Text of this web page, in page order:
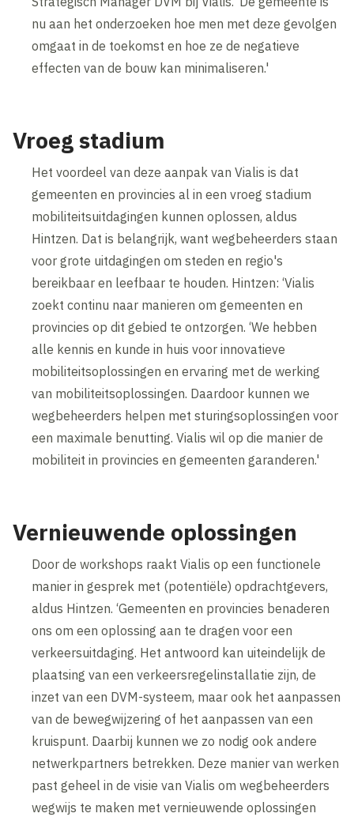
nu aan het onderzoeken hoe men met deze gevolgen
omgaat in de toekomst en hoe ze de negatieve
effecten van de bouw kan minimaliseren.'
Vroeg stadium
Het voordeel van deze aanpak van Vialis is dat
gemeenten en provincies al in een vroeg stadium
mobiliteitsuitdagingen kunnen oplossen, aldus
Hintzen. Dat is belangrijk, want wegbeheerders staan
voor grote uitdagingen om steden en regio's
bereikbaar en leefbaar te houden. Hintzen: ‘Vialis
zoekt continu naar manieren om gemeenten en
provincies op dit gebied te ontzorgen. ‘We hebben
alle kennis en kunde in huis voor innovatieve
mobiliteitsoplossingen en ervaring met de werking
van mobiliteitsoplossingen. Daardoor kunnen we
wegbeheerders helpen met sturingsoplossingen voor
een maximale benutting. Vialis wil op die manier de
mobiliteit in provincies en gemeenten garanderen.'
Vernieuwende oplossingen
Door de workshops raakt Vialis op een functionele
manier in gesprek met (potentiële) opdrachtgevers,
aldus Hintzen. ‘Gemeenten en provincies benaderen
ons om een oplossing aan te dragen voor een
verkeersuitdaging. Het antwoord kan uiteindelijk de
plaatsing van een verkeersregelinstallatie zijn, de
inzet van een DVM-systeem, maar ook het aanpassen
van de bewegwijzering of het aanpassen van een
kruispunt. Daarbij kunnen we zo nodig ook andere
netwerkpartners betrekken. Deze manier van werken
past geheel in de visie van Vialis om wegbeheerders
wegwijs te maken met vernieuwende oplossingen